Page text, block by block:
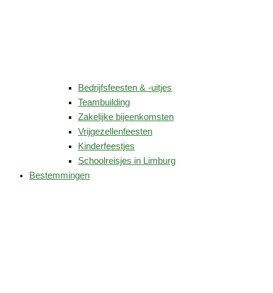
Bedrijfsfeesten & -uitjes
Teambuilding
Zakelijke bijeenkomsten
Vrijgezellenfeesten
Kinderfeestjes
Schoolreisjes in Limburg
Bestemmingen